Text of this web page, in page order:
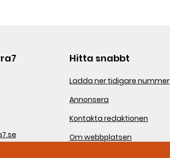
Hitta snabbt
Ladda ner tidigare nummer
Annonsera
Kontakta redaktionen
Om webbplatsen